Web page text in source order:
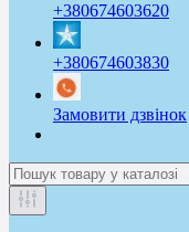
+380674603620
+380674603830
Замовити дзвінок